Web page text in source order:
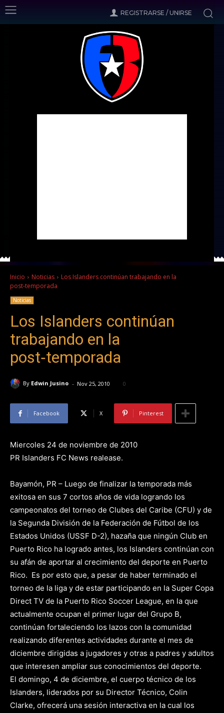
REGISTRARSE / UNIRSE
Inicio Noticias
Los Islanders continúan trabajando en la
post‑temporada
Noticias
Los Islanders continúan
trabajando en la
post‑temporada
By Edwin Jusino - Nov 25, 2010 0
Facebook X Pinterest
Miercoles 24 de noviembre de 2010
PR Islanders FC News realease.
Bayamón, PR – Luego de finalizar la temporada más
exitosa en sus 7 cortos años de vida logrando los
campeonatos del torneo de Clubes del Caribe (CFU) y de
la Segunda División de la Federación de Fútbol de los
Estados Unidos (USSF D-2), hazaña que ningún Club en
Puerto Rico ha logrado antes, los Islanders continúan con
su afán de aportar al crecimiento del deporte en Puerto
Rico. Es por esto que, a pesar de haber terminado el
torneo de la liga y de estar participando en la Super Copa
Direct TV de la Puerto Rico Soccer League, en la que
actualmente ocupan el primer lugar del Grupo B,
continúan fortaleciendo los lazos con la comunidad
realizando diferentes actividades durante el mes de
diciembre dirigidas a jugadores y otras a padres y adultos
que interesen ampliar sus conocimientos del deporte.
El domingo, 4 de diciembre, el cuerpo técnico de los
Islanders, liderados por su Director Técnico, Colin
Clarke, ofrecerá una sesión interactiva en la cual los